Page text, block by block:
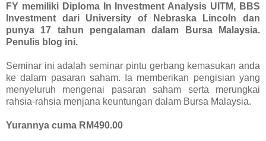
FY memiliki Diploma In Investment Analysis UITM, BBS
Investment dari University of Nebraska Lincoln dan
punya 17 tahun pengalaman dalam Bursa Malaysia.
Penulis blog ini.
Seminar ini adalah seminar pintu gerbang kemasukan anda
ke dalam pasaran saham. Ia memberikan pengisian yang
menyeluruh mengenai pasaran saham serta merungkai
rahsia-rahsia menjana keuntungan dalam Bursa Malaysia.
Yurannya cuma RM490.00